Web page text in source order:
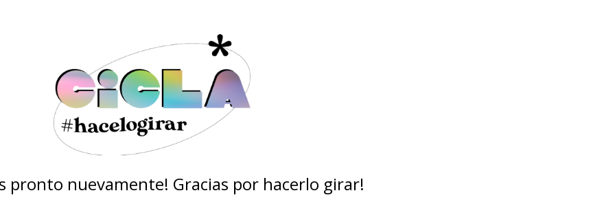
pronto nuevamente! Gracias por hacerlo girar!